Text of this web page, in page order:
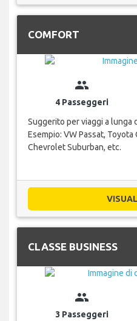
COMFORT
group
4 Passeggeri
Suggerito per viaggi a lunga
Esempio: VW Passat, Toyota
Chevrolet Suburban, etc.
CLASSE BUSINESS
group
3 Passeggeri